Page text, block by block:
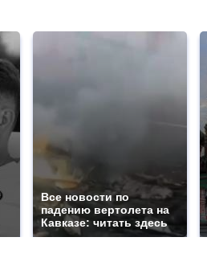
Все новости по
падению вертолета на
Кавказе: читать здесь